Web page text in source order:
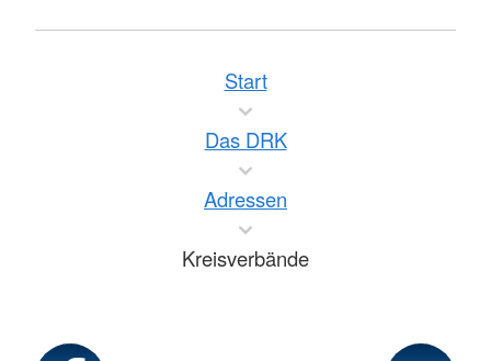
Start
Das DRK
Adressen
Kreisverbände